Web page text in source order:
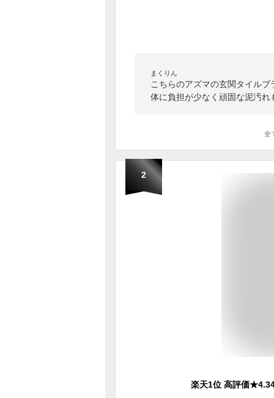
まくりん
こちらのアズマの玄関タイル
体に負担が少なく頑固な泥汚
全
2